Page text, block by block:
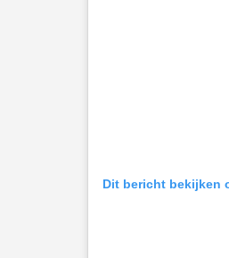
Dit bericht bekijken